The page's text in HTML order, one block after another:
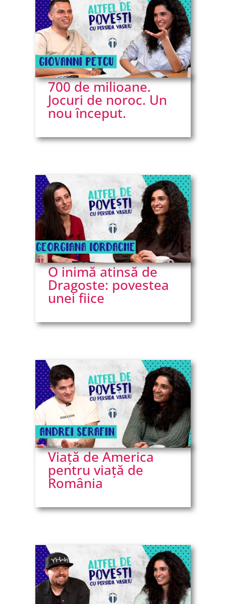
700 de milioane.
Jocuri de noroc. Un
nou început.
O inimă atinsă de
Dragoste: povestea
unei fiice
Viață de America
pentru viață de
România